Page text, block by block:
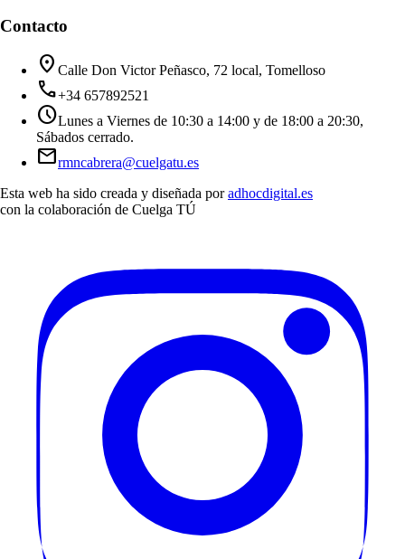
Contacto
location_on Calle Don Victor Peñasco, 72 local, Tomelloso
call+34 657892521
scheduleLunes a Viernes de 10:30 a 14:00 y de 18:00 a 20:30,
Sábados cerrado.
mailrmncabrera@cuelgatu.es
Esta web ha sido creada y diseñada por adhocdigital.es
con la colaboración de Cuelga TÚ